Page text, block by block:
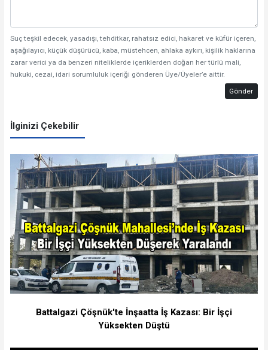
Suç teşkil edecek, yasadışı, tehditkar, rahatsız edici, hakaret ve küfür içeren,
aşağılayıcı, küçük düşürücü, kaba, müstehcen, ahlaka aykırı, kişilik haklarına
zarar verici ya da benzeri niteliklerde içeriklerden doğan her türlü mali,
hukuki, cezai, idari sorumluluk içeriği gönderen Üye/Üyeler’e aittir.
Gönder
İlginizi Çekebilir
Battalgazi Çöşnük'te İnşaatta İş Kazası: Bir İşçi
Yüksekten Düştü